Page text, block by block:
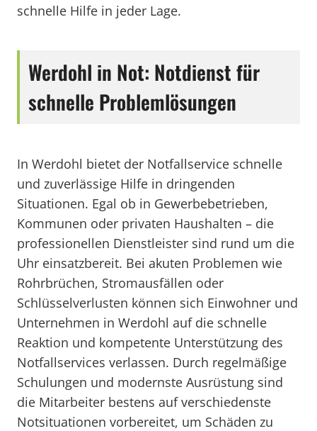
schnelle Hilfe in jeder Lage.
Werdohl in Not: Notdienst für
schnelle Problemlösungen
In Werdohl bietet der Notfallservice schnelle
und zuverlässige Hilfe in dringenden
Situationen. Egal ob in Gewerbebetrieben,
Kommunen oder privaten Haushalten – die
professionellen Dienstleister sind rund um die
Uhr einsatzbereit. Bei akuten Problemen wie
Rohrbrüchen, Stromausfällen oder
Schlüsselverlusten können sich Einwohner und
Unternehmen in Werdohl auf die schnelle
Reaktion und kompetente Unterstützung des
Notfallservices verlassen. Durch regelmäßige
Schulungen und modernste Ausrüstung sind
die Mitarbeiter bestens auf verschiedenste
Notsituationen vorbereitet, um Schäden zu